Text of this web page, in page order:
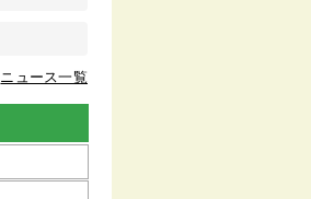
ニュース一覧